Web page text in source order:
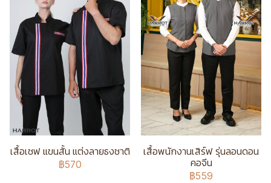
เสื้อเชฟ แขนสั้น แต่งลายธงชาติ
฿570
เสื้อพนักงานเสิร์ฟ รุ่นลอนดอน
คอจีน
฿559